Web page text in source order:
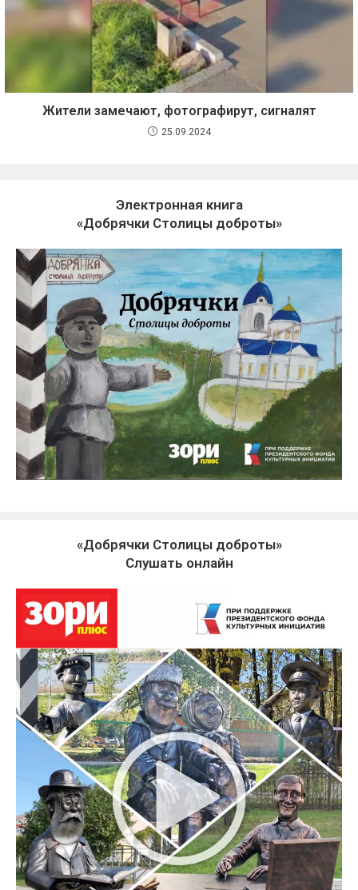
Жители замечают, фотографирут, сигналят
25.09.2024
Электронная книга
«Добрячки Столицы доброты»
«Добрячки Столицы доброты»
Слушать онлайн